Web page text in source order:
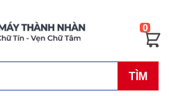
TÌM
0